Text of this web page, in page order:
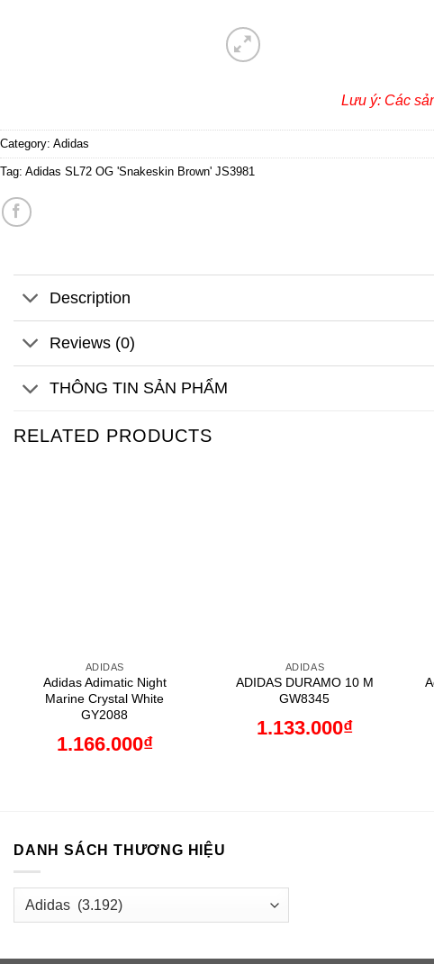
Lưu ý: Các
Category: Adidas
Tag: Adidas SL72 OG 'Snakeskin Brown' JS3981
Description
Reviews (0)
THÔNG TIN SẢN PHẨM
RELATED PRODUCTS
ADIDAS
Adidas Adimatic Night
Marine Crystal White
GY2088
1.166.000₫
ADIDAS
ADIDAS DURAMO 10 M
GW8345
1.133.000₫
DANH SÁCH THƯƠNG HIỆU